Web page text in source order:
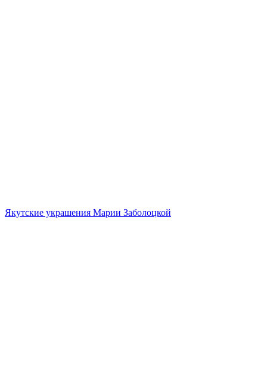
Якутские украшения Марии Заболоцкой